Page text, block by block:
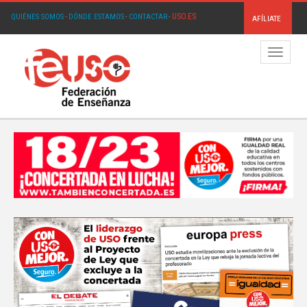
QUIÉNES SOMOS· DÓNDE ESTAMOS· CONTACTAR· USO.ES AFÍLIATE
Menú